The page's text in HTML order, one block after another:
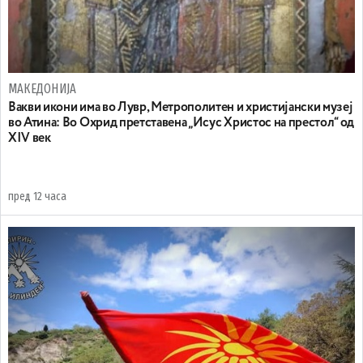
МАКЕДОНИЈА
Вакви икони има во Лувр, Метрополитен и христијански музеј
во Атина: Во Охрид претставена „Исус Христос на престол“ од
XIV век
пред 12 часа